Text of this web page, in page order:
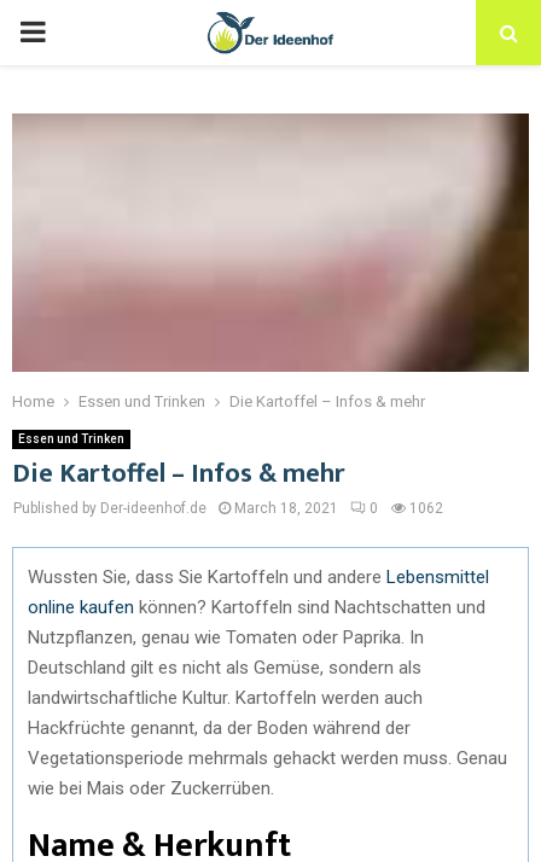
Home Essen und Trinken Die Kartoffel – Infos & mehr
Essen und Trinken
Die Kartoffel – Infos & mehr
Published by Der-ideenhof.de March 18, 2021 0 1062
Wussten Sie, dass Sie Kartoffeln und andere Lebensmittel
online kaufen können? Kartoffeln sind Nachtschatten und
Nutzpflanzen, genau wie Tomaten oder Paprika. In
Deutschland gilt es nicht als Gemüse, sondern als
landwirtschaftliche Kultur. Kartoffeln werden auch
Hackfrüchte genannt, da der Boden während der
Vegetationsperiode mehrmals gehackt werden muss. Genau
wie bei Mais oder Zuckerrüben.
Name & Herkunft